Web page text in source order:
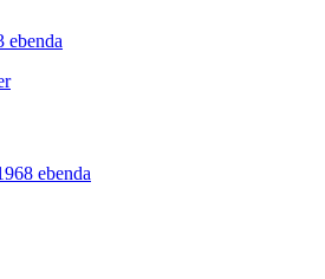
ebenda
ebenda